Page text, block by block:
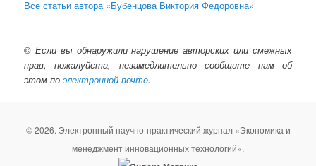
Все статьи автора «Бубенцова Виктория Федоровна»
© Если вы обнаружили нарушение авторских или смежных
прав, пожалуйста, незамедлительно сообщите нам об
этом поэлектронной почте.
© 2026. Электронный научно-практический журнал «Экономика и
менеджмент инновационных технологий».